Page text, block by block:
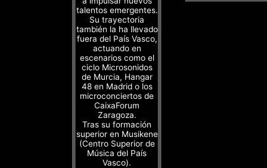
talentos emergentes.
Su trayectoria
también la ha llevado
fuera del País Vasco,
actuando en
escenarios como el
ciclo Microsonidos
de Murcia, Hangar
48 en Madrid o los
microconciertos de
CaixaForum
Zaragoza.
Tras su formación
superior en Musikene
(Centro Superior de
Música del País
Vasco).